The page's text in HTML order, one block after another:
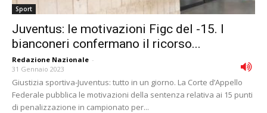
Sport
Juventus: le motivazioni Figc del -15. I
bianconeri confermano il ricorso...
Redazione Nazionale -
31 Gennaio 2023
Giustizia sportiva-Juventus: tutto in un giorno. La Corte d’Appello
Federale pubblica le motivazioni della sentenza relativa ai 15 punti
di penalizzazione in campionato per...